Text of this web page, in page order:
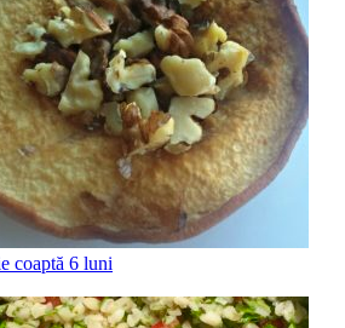
coaptă 6 luni